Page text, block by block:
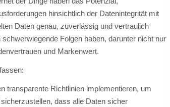
hinsichtlich der Datenintegrität mit
Daten genau, zuverlässig und vertraulich
Folgen haben, darunter nicht nur
und Markenwert.
transparente Richtlinien implementieren, um
dass alle Daten sicher